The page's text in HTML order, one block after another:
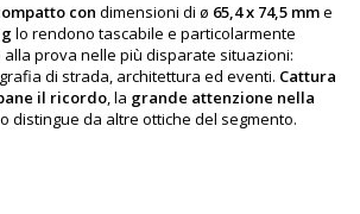
con dimensioni di ø 65,4 x 74,5 mme
glo rendono tascabile e particolarmente
prova nelle più disparate situazioni:
di strada, architettura ed eventi. Cattura
il ricordo, la grande attenzione nella
distingue da altre ottiche del segmento.